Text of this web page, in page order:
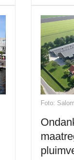
Foto: